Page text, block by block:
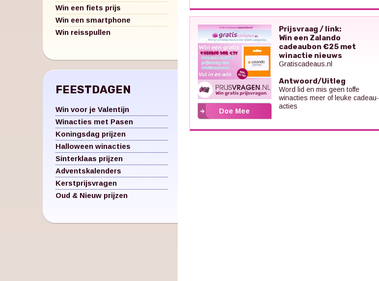
Win een fiets prijs
Win een smartphone
Win reisspullen
FEESTDAGEN
Win voor je Valentijn
Winacties met Pasen
Koningsdag prijzen
Halloween winacties
Sinterklaas prijzen
Adventskalenders
Kerstprijsvragen
Oud & Nieuw prijzen
Doe Mee
Prijsvraag / link:
Win een Zalando
cadeaubon €25 met
winactie nieuws
Gratiscadeaus.nl
Antwoord/Uitleg
Word lid en mis geen toffe
winacties meer of leuke cadeau-
acties